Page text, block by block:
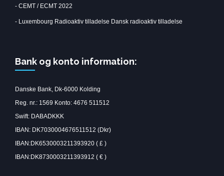
- CEMT / ECMT 2022
- Luxembourg Radioaktiv tilladelse Dansk radioaktiv tilladelse
Bank og konto information:
Danske Bank, Dk-6000 Kolding
Reg. nr.: 1569 Konto: 4676 511512
Swift: DABADKKK
IBAN: DK7030004676511512 (Dkr)
IBAN:DK6530003211393920 ( £ )
IBAN:DK8730003211393912 ( € )